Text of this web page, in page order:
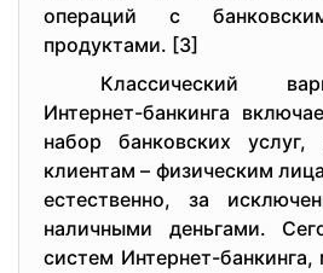
операций с
продуктами. [3]
Классический
Интернет-банкинга
набор банковских услуг,
клиентам – физическим
естественно, за
наличными деньгами.
систем Интернет-